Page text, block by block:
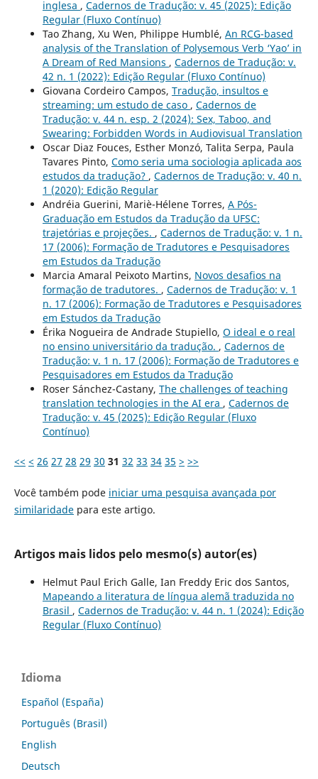
inglesa , Cadernos de Tradução: v. 45 (2025): Edição
Regular (Fluxo Contínuo)
Tao Zhang, Xu Wen, Philippe Humblé, An RCG-based
analysis of the Translation of Polysemous Verb ‘Yao’ in
A Dream of Red Mansions , Cadernos de Tradução: v.
42 n. 1 (2022): Edição Regular (Fluxo Contínuo)
Giovana Cordeiro Campos, Tradução, insultos e
streaming: um estudo de caso , Cadernos de
Tradução: v. 44 n. esp. 2 (2024): Sex, Taboo, and
Swearing: Forbidden Words in Audiovisual Translation
Oscar Diaz Fouces, Esther Monzó, Talita Serpa, Paula
Tavares Pinto, Como seria uma sociologia aplicada aos
estudos da tradução? , Cadernos de Tradução: v. 40 n.
1 (2020): Edição Regular
Andréia Guerini, Mariè-Hélene Torres, A Pós-
Graduação em Estudos da Tradução da UFSC:
trajetórias e projeções. , Cadernos de Tradução: v. 1 n.
17 (2006): Formação de Tradutores e Pesquisadores
em Estudos da Tradução
Marcia Amaral Peixoto Martins, Novos desafios na
formação de tradutores. , Cadernos de Tradução: v. 1
n. 17 (2006): Formação de Tradutores e Pesquisadores
em Estudos da Tradução
Érika Nogueira de Andrade Stupiello, O ideal e o real
no ensino universitário da tradução. , Cadernos de
Tradução: v. 1 n. 17 (2006): Formação de Tradutores e
Pesquisadores em Estudos da Tradução
Roser Sánchez-Castany, The challenges of teaching
translation technologies in the AI era , Cadernos de
Tradução: v. 45 (2025): Edição Regular (Fluxo
Contínuo)
<< < 26 27 28 29 30 31 32 33 34 35 > >>
Você também pode iniciar uma pesquisa avançada por
similaridadepara este artigo.
Artigos mais lidos pelo mesmo(s) autor(es)
Helmut Paul Erich Galle, Ian Freddy Eric dos Santos,
Mapeando a literatura de língua alemã traduzida no
Brasil , Cadernos de Tradução: v. 44 n. 1 (2024): Edição
Regular (Fluxo Contínuo)
Idioma
Español (España)
Português (Brasil)
English
Deutsch